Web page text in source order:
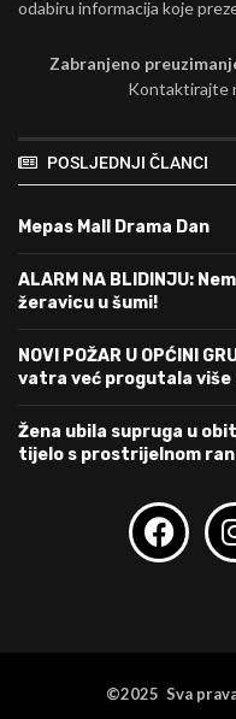
odabiru informacija koje
Zabranjeno
Kontaktirajte
POSLJEDNJI ČLANCI
Mepas Mall Drama Dan
ALARM NA BLIDINJU:
žeravicu u šumi!
NOVI POŽAR U OPĆINI
vatra već progutala više
Žena ubila supruga u
tijelo s prostrijelnom
©2025 Sva